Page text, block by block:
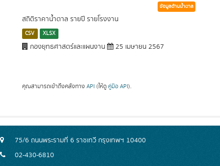
ข้อมูลด้านน้ำตาล
สถิติราคาน้ำตาล รายปี รายโรงงาน
CSV XLSX
กองยุทธศาสตร์และแผนงาน 25 เมษายน 2567
คุณสามารถเข้าถึงคลังทาง API (ให้ดู คู่มือ API).
75/6 ถนนพระรามที่ 6 ราชเทวี กรุงเทพฯ 10400
02-430-6810